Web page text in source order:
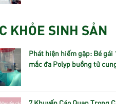
KHỎE SINH SẢN
Phát hiện hiếm gặp: Bé gái
mắc đa Polyp buồng tử